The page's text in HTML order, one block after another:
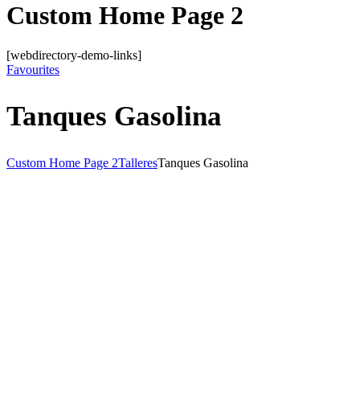
Custom Home Page 2
[webdirectory-demo-links]
Favourites
Tanques Gasolina
Custom Home Page 2TalleresTanques Gasolina